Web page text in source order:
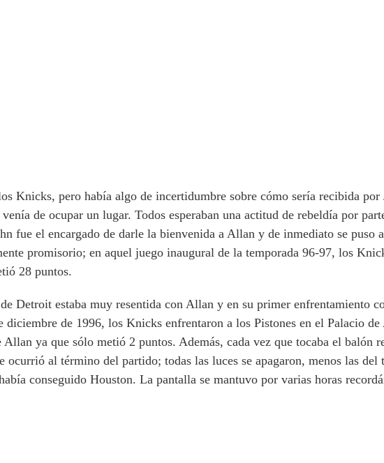
Knicks, pero había algo de incertidumbre sobre cómo sería recibida por
de ocupar un lugar. Todos esperaban una actitud de rebeldía por
fue el encargado de darle la bienvenida a Allan y de inmediato se puso
promisorio; en aquel juego inaugural de la temporada 96-97, los
28 puntos.
Detroit estaba muy resentida con Allan y en su primer enfrentamiento
diciembre de 1996, los Knicks enfrentaron a los Pistones en el Palacio
Allan ya que sólo metió 2 puntos. Además, cada vez que tocaba el balón
al término del partido; todas las luces se apagaron, menos las del
conseguido Houston. La pantalla se mantuvo por varias horas